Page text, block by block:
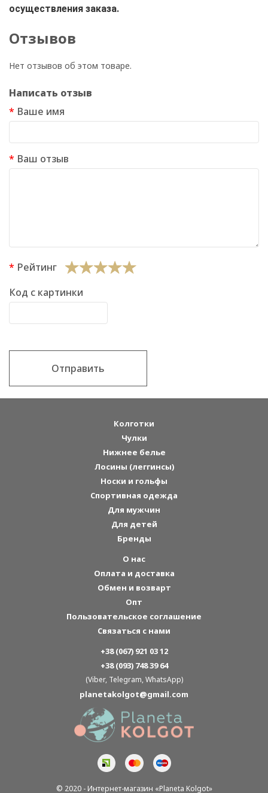
осуществления заказа.
Отзывов
Нет отзывов об этом товаре.
Написать отзыв
Ваше имя
Ваш отзыв
Рейтинг
Код с картинки
Отправить
© 2020 - Интернет-магазин «Planeta Kolgot»
Колготки
Чулки
Нижнее белье
Лосины (леггинсы)
Носки и гольфы
Спортивная одежда
Для мужчин
Для детей
Бренды
О нас
Оплата и доставка
Обмен и возварт
Опт
Пользовательское соглашение
Связаться с нами
+38 (067) 921 03 12
+38 (093) 748 39 64
(Viber, Telegram, WhatsApp)
planetakolgot@gmail.com